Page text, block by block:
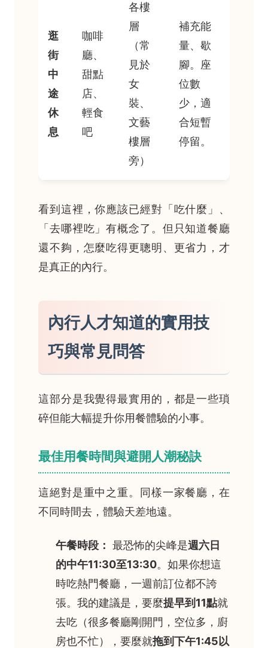
逛
街
中
途
休
息
咖啡
廳、
甜點
店、
輕食
吧
各樓
層
（常
見於
女
裝、
文藝
樓層
旁）
補充能
量、歇
腳。座
位數
少，適
合短暫
停留。
看到這裡，你應該已經對「吃什麼」、
「去哪裡吃」有概念了。但只知道餐廳
還不夠，怎麼吃得更聰明、更省力，才
是真正的內行。
內行人才知道的實用技
巧與常見問答
這部分是我覺得最實用的，都是一些瑣
碎但能大幅提升你用餐體驗的小事。
最佳用餐時間與避開人潮秘訣
這絕對是重中之重。同樣一家餐廳，在
不同時間去，體驗天差地遠。
午餐時段： 最恐怖的尖峰是週六日
的中午11:30至13:30。如果你想這
時吃熱門餐廳，一週前訂位都不誇
張。我的建議是，要麼提早到11點就
去吃（很多餐廳剛開門，空位多，廚
房也不忙），要麼就拖到下午1:45以